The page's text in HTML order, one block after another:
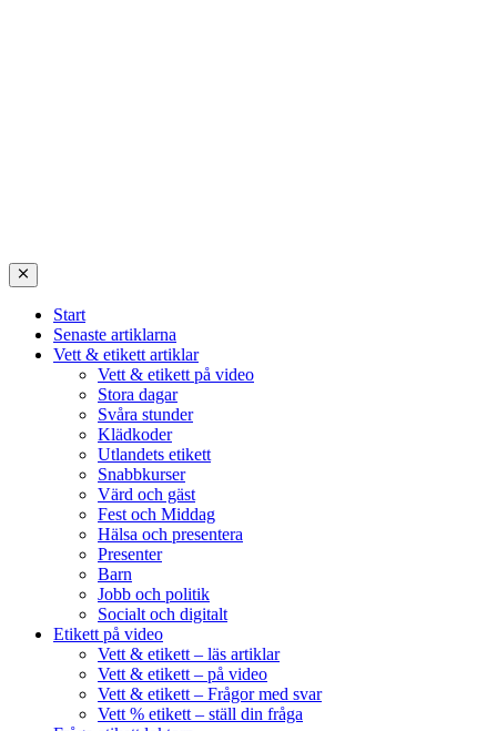
Start
Senaste artiklarna
Vett & etikett artiklar
Vett & etikett på video
Stora dagar
Svåra stunder
Klädkoder
Utlandets etikett
Snabbkurser
Värd och gäst
Fest och Middag
Hälsa och presentera
Presenter
Barn
Jobb och politik
Socialt och digitalt
Etikett på video
Vett & etikett – läs artiklar
Vett & etikett – på video
Vett & etikett – Frågor med svar
Vett % etikett – ställ din fråga